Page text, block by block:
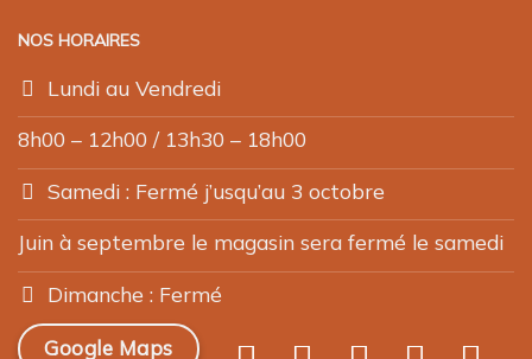
NOS HORAIRES
Lundi au Vendredi
8h00 – 12h00 / 13h30 – 18h00
Samedi : Fermé j’usqu’au 3 octobre
Juin à septembre le magasin sera fermé le samedi
Dimanche : Fermé
Google Maps